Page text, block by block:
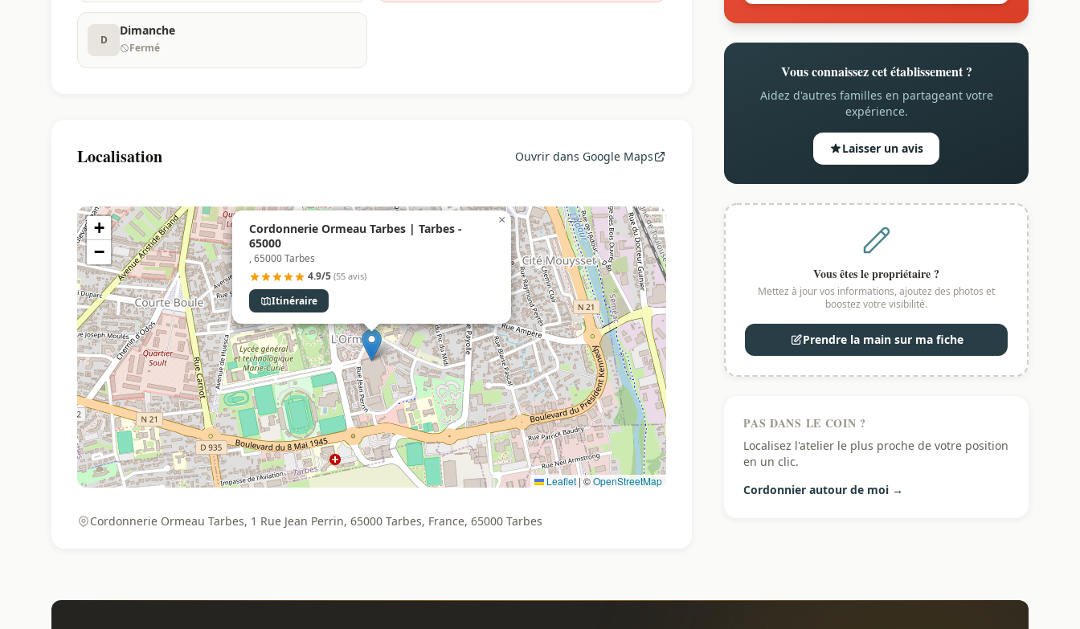
D
Dimanche
Fermé
Localisation Ouvrir dans Google Maps
Cordonnerie Ormeau Tarbes | Tarbes -
65000
, 65000 Tarbes
4.9/5 (55 avis)
Itinéraire
×
+
−
Leaflet |©OpenStreetMap
Cordonnerie Ormeau Tarbes, 1 Rue Jean Perrin, 65000 Tarbes, France, 65000 Tarbes
Vous connaissez cet établissement ?
Aidez d'autres familles en partageant votre
expérience.
Laisser un avis
Vous êtes le propriétaire ?
Mettez à jour vos informations, ajoutez des photos et
boostez votre visibilité.
Prendre la main sur ma fiche
PAS DANS LE COIN ?
Localisez l'atelier le plus proche de votre position
en un clic.
Cordonnier autour de moi →